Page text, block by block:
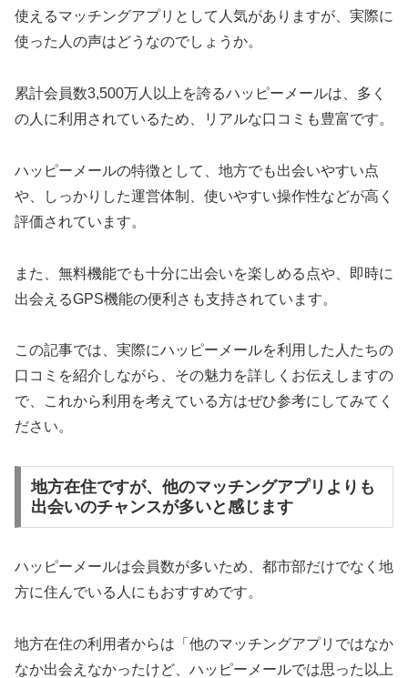
使えるマッチングアプリとして人気がありますが、実際に
使った人の声はどうなのでしょうか。
累計会員数3,500万人以上を誇るハッピーメールは、多く
の人に利用されているため、リアルな口コミも豊富です。
ハッピーメールの特徴として、地方でも出会いやすい点
や、しっかりした運営体制、使いやすい操作性などが高く
評価されています。
また、無料機能でも十分に出会いを楽しめる点や、即時に
出会えるGPS機能の便利さも支持されています。
この記事では、実際にハッピーメールを利用した人たちの
口コミを紹介しながら、その魅力を詳しくお伝えしますの
で、これから利用を考えている方はぜひ参考にしてみてく
ださい。
地方在住ですが、他のマッチングアプリよりも
出会いのチャンスが多いと感じます
ハッピーメールは会員数が多いため、都市部だけでなく地
方に住んでいる人にもおすすめです。
地方在住の利用者からは「他のマッチングアプリではなか
なか出会えなかったけど、ハッピーメールでは思った以上